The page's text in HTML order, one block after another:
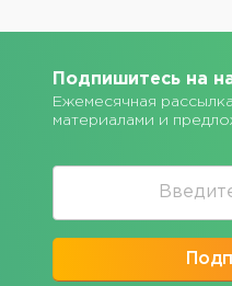
Подпишитесь на
Ежемесячная
материалами и